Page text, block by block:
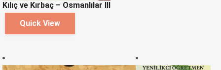
Kılıç ve Kırbaç – Osmanlılar III
Quick View